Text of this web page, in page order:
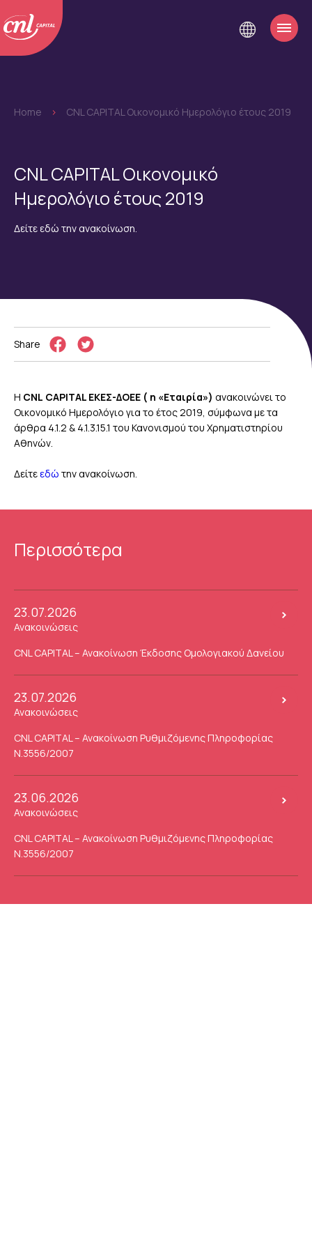
Home > CNL CAPITAL Οικονομικό Ημερολόγιο έτους 2019
CNL CAPITAL Οικονομικό
Ημερολόγιο έτους 2019
Δείτε εδώ την ανακοίνωση.
Share
Η CNL CAPITAL ΕΚΕΣ-ΔΟΕΕ ( η «Εταιρία») ανακοινώνει το
Οικονομικό Ημερολόγιο για το έτος 2019, σύμφωνα με τα
άρθρα 4.1.2 & 4.1.3.15.1 του Κανονισμού του Χρηματιστηρίου
Αθηνών.
Δείτεεδώ την ανακοίνωση.
Περισσότερα
23.07.2026
Ανακοινώσεις
CNL CAPITAL – Ανακοίνωση Έκδοσης Ομολογιακού Δανείου
23.07.2026
Ανακοινώσεις
CNL CAPITAL – Ανακοίνωση Ρυθμιζόμενης Πληροφορίας
Ν.3556/2007
23.06.2026
Ανακοινώσεις
CNL CAPITAL – Ανακοίνωση Ρυθμιζόμενης Πληροφορίας
Ν.3556/2007